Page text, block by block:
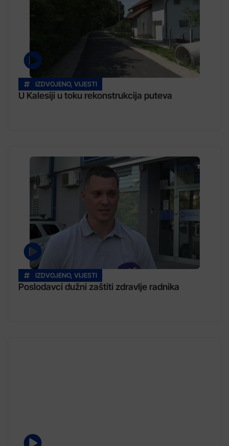
IZDVOJENO, VIJESTI
U Kalesiji u toku rekonstrukcija puteva
IZDVOJENO, VIJESTI
Poslodavci dužni zaštiti zdravlje radnika